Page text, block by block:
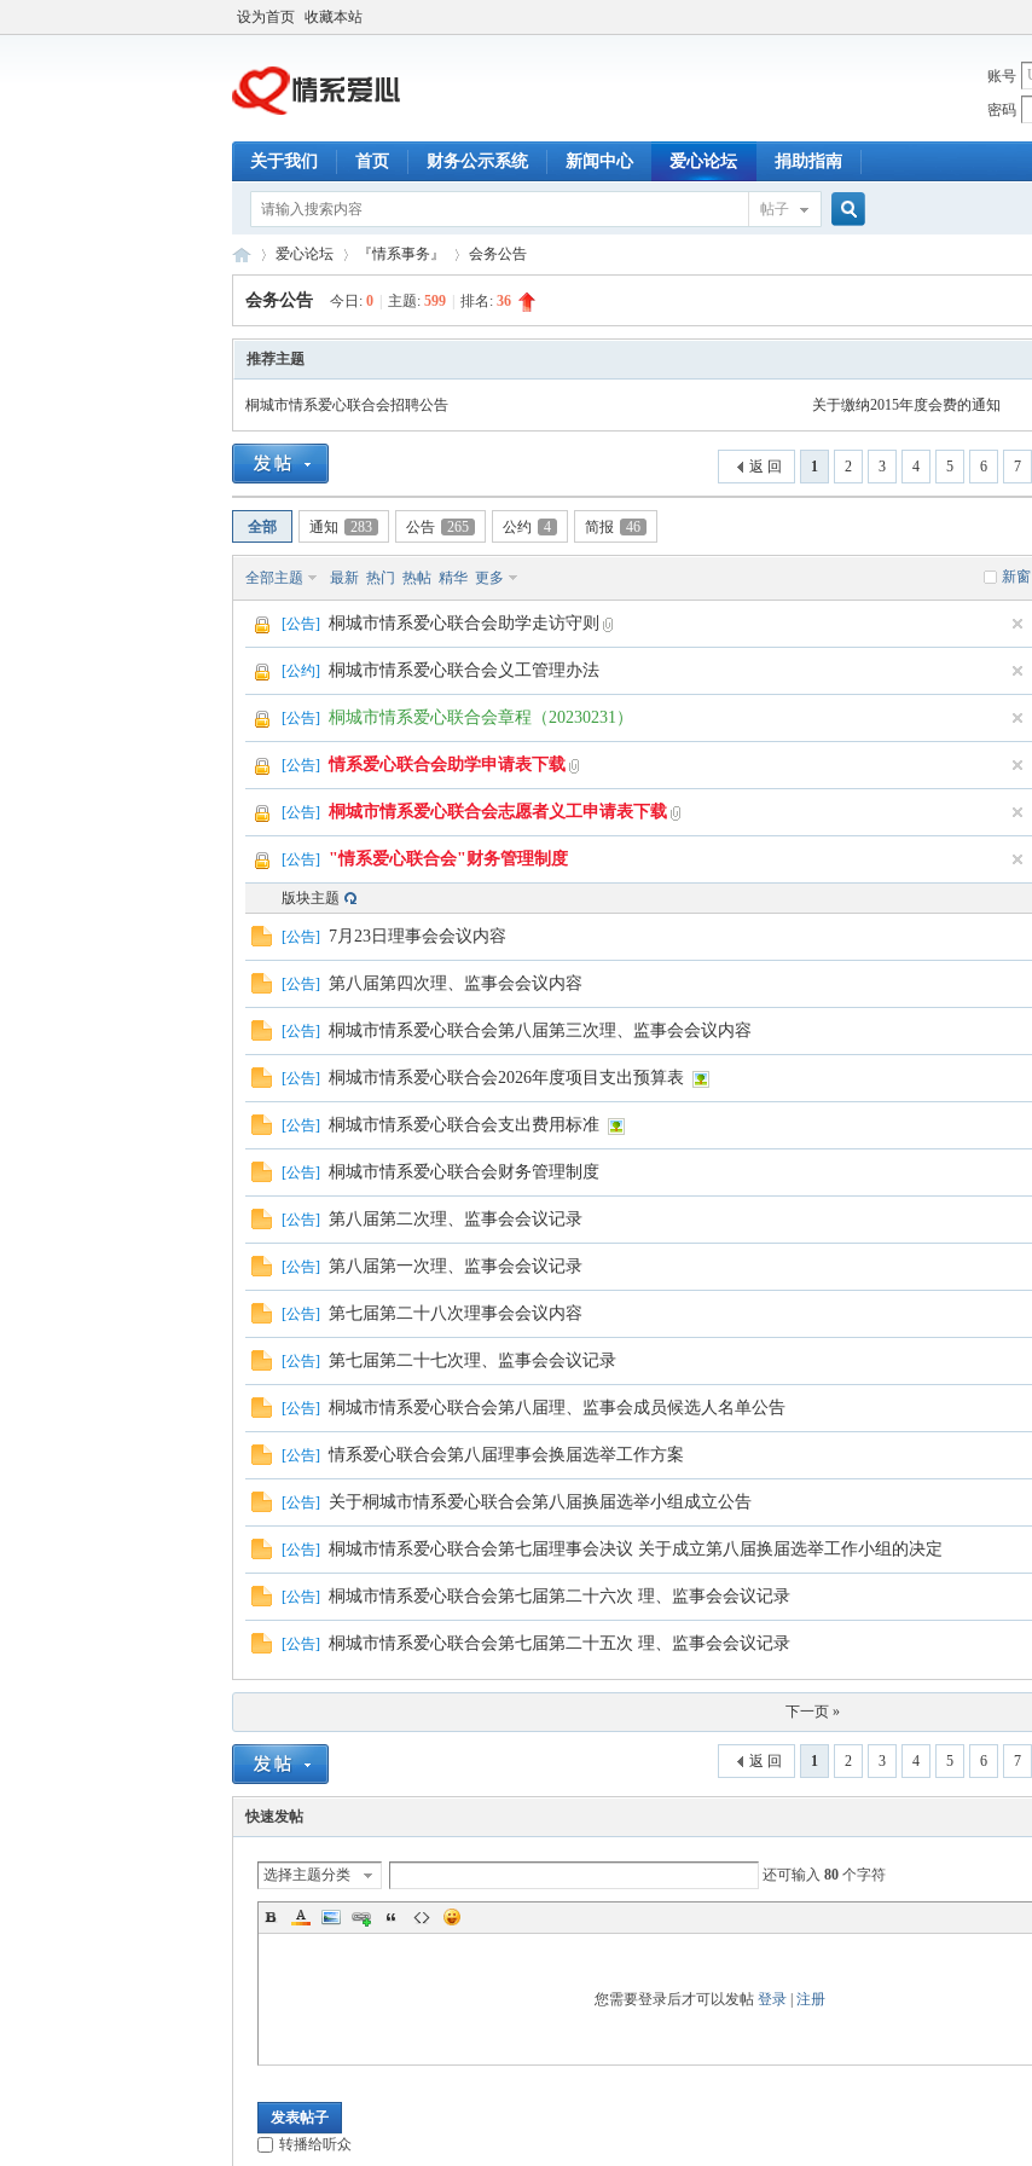
设为首页 收藏本站
账号
密码
关于我们 首页 财务公示系统 新闻中心 爱心论坛 捐助指南
帖子
系
爱
»
爱心论坛 『情系事务』 会务公告
会务公告 今日: 0 主题: 599 排名: 36
推荐主题
桐城市情系爱心联合会招聘公告 关于缴纳2015年度会费的通知
1 2 3 4 5 6 7
返 回
全部 通知 283 公告 265 公约 4 简报 46
新窗
全部主题 最新 热门 热帖 精华 更多
[公告] 桐城市情系爱心联合会助学走访守则
[公约] 桐城市情系爱心联合会义工管理办法
[公告] 桐城市情系爱心联合会章程（20230231）
[公告] 情系爱心联合会助学申请表下载
[公告] 桐城市情系爱心联合会志愿者义工申请表下载
[公告] "情系爱心联合会"财务管理制度
版块主题
[公告] 7月23日理事会会议内容
[公告] 第八届第四次理、监事会会议内容
[公告] 桐城市情系爱心联合会第八届第三次理、监事会会议内容
[公告] 桐城市情系爱心联合会2026年度项目支出预算表
[公告] 桐城市情系爱心联合会支出费用标准
[公告] 桐城市情系爱心联合会财务管理制度
[公告] 第八届第二次理、监事会会议记录
[公告] 第八届第一次理、监事会会议记录
[公告] 第七届第二十八次理事会会议内容
[公告] 第七届第二十七次理、监事会会议记录
[公告] 桐城市情系爱心联合会第八届理、监事会成员候选人名单公告
[公告] 情系爱心联合会第八届理事会换届选举工作方案
[公告] 关于桐城市情系爱心联合会第八届换届选举小组成立公告
[公告] 桐城市情系爱心联合会第七届理事会决议 关于成立第八届换届选举工作小组的决定
[公告] 桐城市情系爱心联合会第七届第二十六次 理、监事会会议记录
[公告] 桐城市情系爱心联合会第七届第二十五次 理、监事会会议记录
下一页 »
1 2 3 4 5 6 7
返 回
快速发帖
选择主题分类 还可输入 80 个字符
您需要登录后才可以发帖 登录| 注册
发表帖子
转播给听众